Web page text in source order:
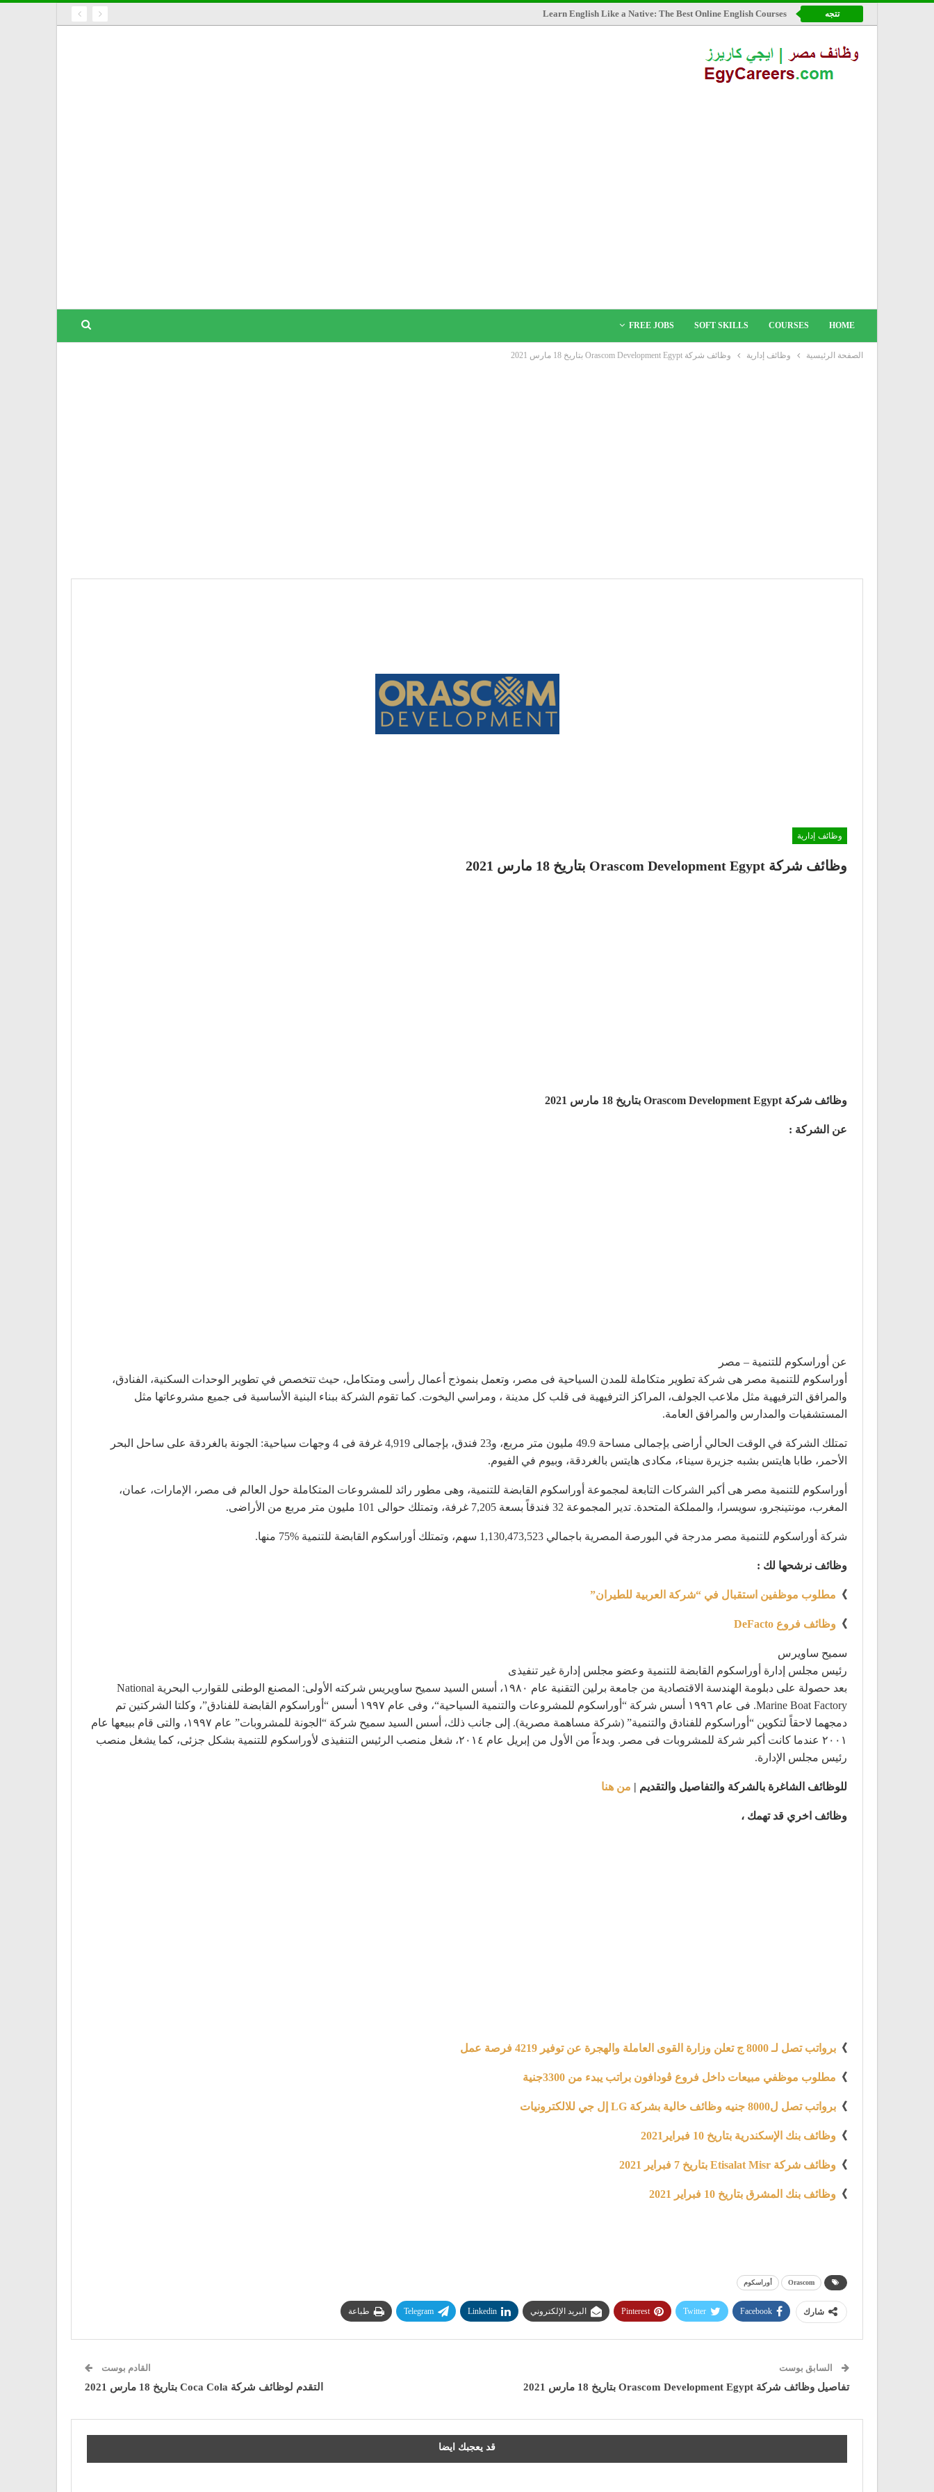
تتجه Learn English Like a Native: The Best Online English Courses
HOME
COURSES
SOFT SKILLS
FREE JOBS
الصفحة الرئيسية وظائف إدارية وظائف شركة Orascom Development Egypt بتاريخ 18 مارس 2021
وظائف إدارية
وظائف شركة Orascom Development Egypt بتاريخ 18 مارس 2021
وظائف شركة Orascom Development Egypt بتاريخ 18 مارس 2021
عن الشركة :
عن أوراسكوم للتنمية – مصر
أوراسكوم للتنمية مصر هى شركة تطوير متكاملة للمدن السياحية فى مصر، وتعمل بنموذج أعمال رأسى ومتكامل، حيث تتخصص في تطوير الوحدات السكنية، الفنادق،
والمرافق الترفيهية مثل ملاعب الجولف، المراكز الترفيهية فى قلب كل مدينة ، ومراسي اليخوت. كما تقوم الشركة ببناء البنية الأساسية فى جميع مشروعاتها مثل
المستشفيات والمدارس والمرافق العامة.
تمتلك الشركة في الوقت الحالي أراضى بإجمالى مساحة 49.9 مليون متر مربع، و23 فندق، بإجمالى 4,919 غرفة فى 4 وجهات سياحية: الجونة بالغردقة على ساحل البحر
الأحمر، طابا هايتس بشبه جزيرة سيناء، مكادى هايتس بالغردقة، وبيوم في الفيوم.
أوراسكوم للتنمية مصر هى أكبر الشركات التابعة لمجموعة أوراسكوم القابضة للتنمية، وهى مطور رائد للمشروعات المتكاملة حول العالم فى مصر، الإمارات، عمان،
المغرب، مونتينجرو، سويسرا، والمملكة المتحدة. تدير المجموعة 32 فندقاً بسعة 7,205 غرفة، وتمتلك حوالى 101 مليون متر مربع من الأراضى.
شركة أوراسكوم للتنمية مصر مدرجة في البورصة المصرية باجمالي 1,130,473,523 سهم، وتمتلك أوراسكوم القابضة للتنمية %75 منها.
وظائف نرشحها لك :
》 مطلوب موظفين استقبال في “شركة العربية للطيران”
》 وظائف فروع DeFacto
سميح ساويرس
رئيس مجلس إدارة أوراسكوم القابضة للتنمية وعضو مجلس إدارة غير تنفيذى
بعد حصولة على دبلومة الهندسة الاقتصادية من جامعة برلين التقنية عام ١٩٨٠، أسس السيد سميح ساويريس شركته الأولى: المصنع الوطنى للقوارب البحرية National
Marine Boat Factory. فى عام ١٩٩٦ أسس شركة “أوراسكوم للمشروعات والتنمية السياحية“، وفى عام ١٩٩٧ أسس “أوراسكوم القابضة للفنادق”، وكلتا الشركتين تم
دمجهما لاحقاً لتكوين “أوراسكوم للفنادق والتنمية” (شركة مساهمة مصرية). إلى جانب ذلك، أسس السيد سميح شركة “الجونة للمشروبات” عام ١٩٩٧، والتى قام ببيعها عام
٢٠٠١ عندما كانت أكبر شركة للمشروبات فى مصر. وبدءاً من الأول من إبريل عام ٢٠١٤، شغل منصب الرئيس التنفيذى لأوراسكوم للتنمية بشكل جزئى، كما يشغل منصب
رئيس مجلس الإدارة.
للوظائف الشاغرة بالشركة والتفاصيل والتقديم | من هنا
وظائف اخري قد تهمك ،
》 برواتب تصل لـ 8000 ج تعلن وزارة القوى العاملة والهجرة عن توفير 4219 فرصة عمل
》 مطلوب موظفي مبيعات داخل فروع ڤودافون براتب يبدء من 3300جنية
》 برواتب تصل ل8000 جنيه وظائف خالية بشركة LG إل جي للالكترونيات
》 وظائف بنك الإسكندرية بتاريخ 10 فبراير2021
》 وظائف شركة Etisalat Misr بتاريخ 7 فبراير 2021
》 وظائف بنك المشرق بتاريخ 10 فبراير 2021
Orascom أوراسكوم
شارك Facebook
Twitter
Pinterest البريد الإلكتروني Linkedin
Telegram طباعة
السابق بوست
تفاصيل وظائف شركة Orascom Development Egypt بتاريخ 18 مارس 2021
القادم بوست
التقدم لوظائف شركة Coca Cola بتاريخ 18 مارس 2021
قد يعجبك ايضا